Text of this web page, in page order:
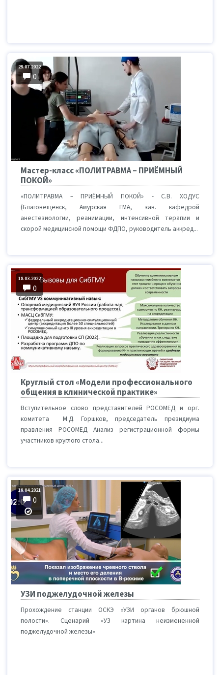
29.07.2022
0
Мастер-класс «ПОЛИТРАВМА – ПРИЁМНЫЙ
ПОКОЙ»
«ПОЛИТРАВМА – ПРИЁМНЫЙ ПОКОЙ» - С.В. ХОДУС
(Благовещенск, Амурская ГМА, зав. кафедрой
анестезиологии, реанимации, интенсивной терапии и
скорой медицинской помощи ФДПО, руководитель аккред...
18.03.2022
0
Круглый стол «Модели профессионального
общения в клинической практике»
Вступительное слово представителей РОСОМЕД и орг.
комитета М.Д. Горшков, председатель президиума
правления РОСОМЕД Анализ регистрационной формы
участников круглого cтола...
19.04.2021
0
УЗИ поджелудочной железы
Прохождение станции ОСКЭ «УЗИ органов брюшной
полости». Сценарий «УЗ картина неизмененной
поджелудочной железы»